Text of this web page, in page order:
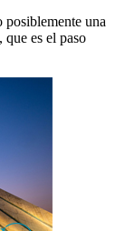
posiblemente una
es el paso